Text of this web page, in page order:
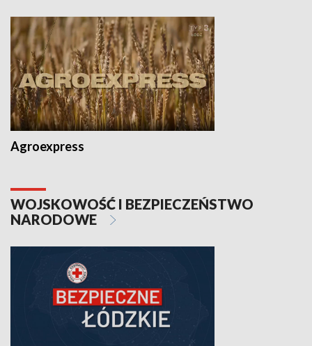
Agroexpress
WOJSKOWOŚĆ I BEZPIECZEŃSTWO
NARODOWE